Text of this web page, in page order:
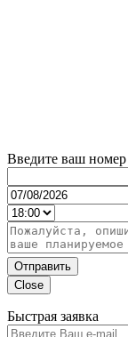
Введите ваш номер
Отправить
Close
Быстрая заявка